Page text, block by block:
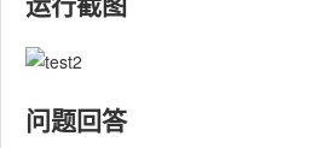
问题回答